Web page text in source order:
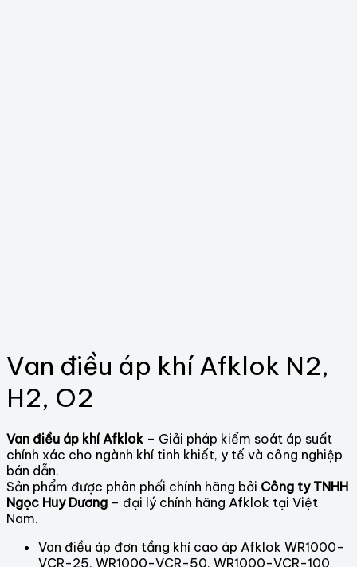
Van điều áp khí Afklok N2,
H2, O2
Van điều áp khí Afklok – Giải pháp kiểm soát áp suất
chính xác cho ngành khí tinh khiết, y tế và công nghiệp
bán dẫn.
Sản phẩm được phân phối chính hãng bởi Công ty TNHH
Ngọc Huy Dương – đại lý chính hãng Afklok tại Việt
Nam.
Van điều áp đơn tầng khí cao áp Afklok WR1000-
VCR-25, WR1000-VCR-50, WR1000-VCR-100